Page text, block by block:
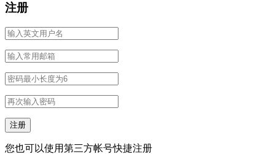
注册
您也可以使用第三方帐号快捷注册